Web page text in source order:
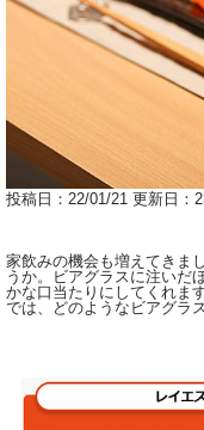
投稿日：22/01/21 更新日：
家飲みの機会も増えてきま
うか。ビアグラスに注いだ
かな口当たりにしてくれま
では、どのようなビアグラ